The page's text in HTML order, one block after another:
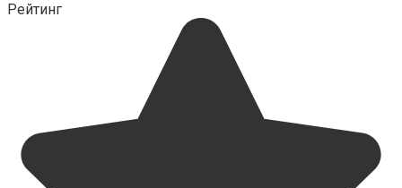
Рейтинг